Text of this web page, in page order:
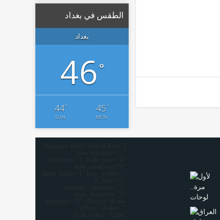
الطقس في بغداد
بغداد
46°
44°
SUN
45°
MON